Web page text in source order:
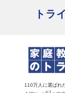
トラ
110万人に選ばれ